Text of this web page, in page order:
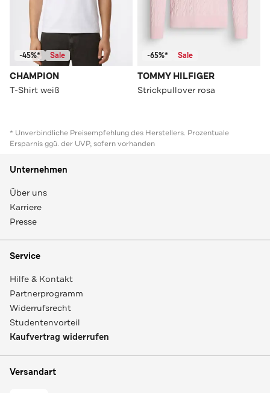
-45%* Sale
CHAMPION
T-Shirt weiß
-65%* Sale
TOMMY HILFIGER
Strickpullover rosa
* Unverbindliche Preisempfehlung des Herstellers. Prozentuale
Ersparnis ggü. der UVP, sofern vorhanden
Unternehmen
Über uns
Karriere
Presse
Service
Hilfe & Kontakt
Partnerprogramm
Widerrufsrecht
Studentenvorteil
Kaufvertrag widerrufen
Versandart